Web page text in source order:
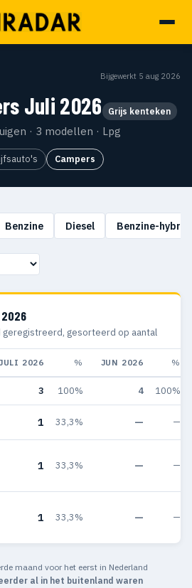
Bijgewerkt 5 aug 2026
Juli 2026 Grijs kenteken
· 3 modellen · Lpg
Campers
Benzine Diesel Benzine-
geregistreerd, gesorteerd op aantal
2026 % JUN 2026 %
3 100% 4 100%
1 33,3% — —
1 33,3% — —
1 33,3% — —
maand voor het eerst in Nederland
al in het buitenland waren